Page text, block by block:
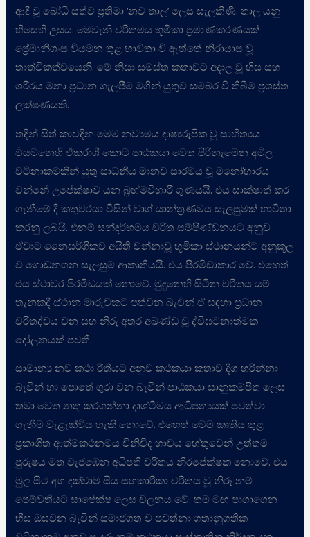
ආදී වූ බෝධි සත්ව ප්‍රතිමා ‘නව තාල’ ලෙස සැලකිණි. තාල යනු
හිසෙහි උසය. මෙවැනි චරිතමය භූමිකා ප්‍රමාණකරණයක්
ප්‍රේමානිශංස වියමන තුළ භාවිතා වී ඇත්තේ නිරායාස වූ
තාත්විකත්වයෙනි. මේ නිසා සමස්ත කතාවට අදාල වූ හිස සහ
ශරීරය මනා ප්‍රධාන ගැලපීම මගින් යුතුව සමබර වී තිබීම ප්‍රශස්ත
ලක්ෂණයකි.
තදින් සිත් කාවදින මෙම නව්‍යමය දෘෂ්‍යරූපික වූ සාහිත්‍යය
වියමනෙහි ඒකරාශී කොට පාඨකයා වෙත පිරිනැමෙන අමිල
වටිනාකමකින් යුතු සාධනීය මානව සාරමය වූ මනෝභාරය
වන්නේ උපේක්ෂාව යන බ්‍රහ්මවිහාරී ගුණයයි. එය සාක්ෂාත් කර
ගැනීමේ දී කතුවරයා විසින් වාග් යාන්ත්‍රණමය සැලසුමක් භාවිතා
කරනු ලබයි. එනම් සන්දර්භමය චරිත සම්පිණ්ඩනයට අනුව
ඒවාට නෛසර්ගිකව අයිති වන්නාවූ භූමිකා ස්ථානයන්ට අනුකූල
ව ගොඩනගන සැලසුම් ආකෘතියයි. එය පිරමීඩාකාර වේ. එහෙත්
එය ස්ථාවර පිරමිඩයක් නොවේ. මුදුනෙහි සිටින චරිතය යම්
තැනකදී ස්ථාන මාරුවකට පත්වන බැවින් ඒ සඳහා ප්‍රධාන
චරිතද්වය වන සහ නිරු අතර අඛණ්ඩ වූ ද්විඝටනාත්මක
දෝලනයක් පවතී.
සාමාන්‍ය නව කථා රීතියට අනුව කථකයා කතාව දිග හරින්නා
බැවින් හා පොතේ ගුරා වන බැවින් පාඨකයා සානුකම්පිත ලෙස
තමා වෙත නතු කරගන්නා දෘශ්ටිමය ආධිපත්‍යයක් පවත්වා
ගැනීම වැළැක්විය හැකි නොවේ. එහෙත් මෙම කෘතිය තුළ
ප්‍රකාශිත ආත්මකථනමය විනිවිද භාවය හේතුවෙන් උත්තම
පුරුෂය මත වැජඹෙන අධිපති චරිතය නිරපේක්ෂක නොවේ. එය
මුල සිට අග දක්වාම සිය සහකාරිකා චරිතය වූ නිරූ නම්
පෙම්වතියට සාපේක්ෂ ලෙස චලනය වේ. තම මඟ පාගාගෙන
හිස ඔසවන බැවින් සමාජගත ව පවත්නා ගතානුගතික